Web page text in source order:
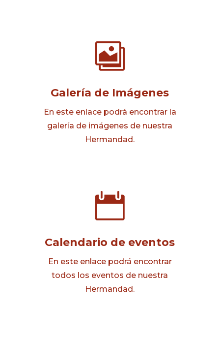

Galería de Imágenes
En este enlace podrá encontrar la
galería de imágenes de nuestra
Hermandad.

Calendario de eventos
En este enlace podrá encontrar
todos los eventos de nuestra
Hermandad.